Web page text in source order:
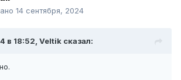
14 сентября, 2024
в 18:52, Veltik сказал: